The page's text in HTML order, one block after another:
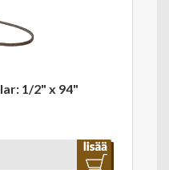
1/2" x 94"